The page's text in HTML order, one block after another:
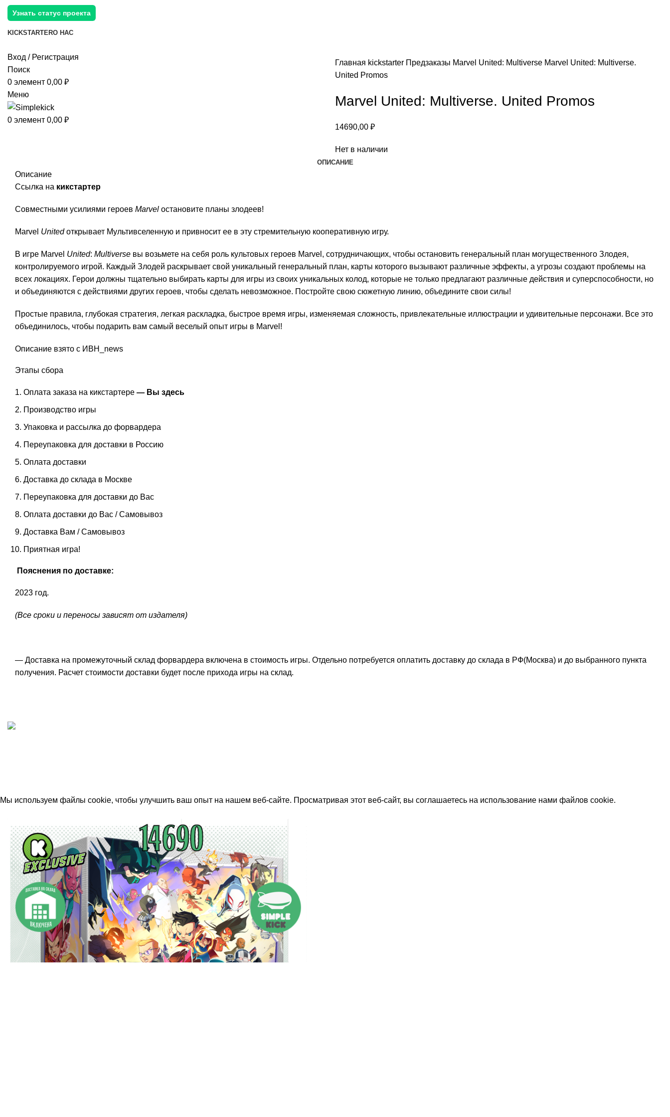
Узнать статус проекта
KICKSTARTERО НАС
Вход / Регистрация
Поиск
0 элемент 0,00 ₽
Меню
0 элемент 0,00 ₽
Главная kickstarter Предзаказы Marvel United: Multiverse Marvel United: Multiverse.
United Promos
Marvel United: Multiverse. United Promos
14690,00 ₽
Нет в наличии
ОПИСАНИЕ
Описание
Ссылка на кикстартер
Совместными усилиями героев Marvel остановите планы злодеев!
Marvel Unitedоткрывает Мультивселенную и привносит ее в эту стремительную кооперативную игру.
В игре Marvel United: Multiverse вы возьмете на себя роль культовых героев Marvel, сотрудничающих, чтобы остановить генеральный план могущественного Злодея,
контролируемого игрой. Каждый Злодей раскрывает свой уникальный генеральный план, карты которого вызывают различные эффекты, а угрозы создают проблемы на
всех локациях. Герои должны тщательно выбирать карты для игры из своих уникальных колод, которые не только предлагают различные действия и суперспособности, но
и объединяются с действиями других героев, чтобы сделать невозможное. Постройте свою сюжетную линию, объедините свои силы!
Простые правила, глубокая стратегия, легкая раскладка, быстрое время игры, изменяемая сложность, привлекательные иллюстрации и удивительные персонажи. Все это
объединилось, чтобы подарить вам самый веселый опыт игры в Marvel!
Описание взято с ИВН_news
Этапы сбора
Оплата заказа на кикстартере — Вы здесь
Производство игры
Упаковка и рассылка до форвардера
Переупаковка для доставки в Россию
Оплата доставки
Доставка до склада в Москве
Переупаковка для доставки до Вас
Оплата доставки до Вас / Самовывоз
Доставка Вам / Самовывоз
Приятная игра!
Пояснения по доставке:
2023 год.
(Все сроки и переносы зависят от издателя)
— Доставка на промежуточный склад форвардера включена в стоимость игры. Отдельно потребуется оплатить доставку до склада в РФ(Москва) и до выбранного пункта
получения. Расчет стоимости доставки будет после прихода игры на склад.
Мы используем файлы cookie, чтобы улучшить ваш опыт на нашем веб-сайте. Просматривая этот веб-сайт, вы соглашаетесь на использование нами файлов cookie.